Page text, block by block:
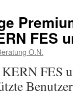
FES
O.N.
KERN FES